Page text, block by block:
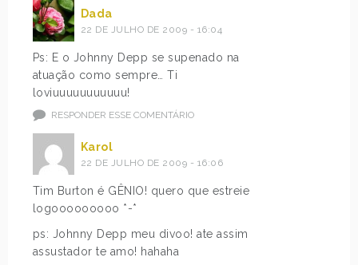
Dada
22 DE JULHO DE 2009 - 16:04
Ps: E o Johnny Depp se supenado na
atuação como sempre… Ti
loviuuuuuuuuuuu!
RESPONDER ESSE COMENTÁRIO
Karol
22 DE JULHO DE 2009 - 16:06
Tim Burton é GÊNIO! quero que estreie
logooooooooo *-*
ps: Johnny Depp meu divoo! ate assim
assustador te amo! hahaha